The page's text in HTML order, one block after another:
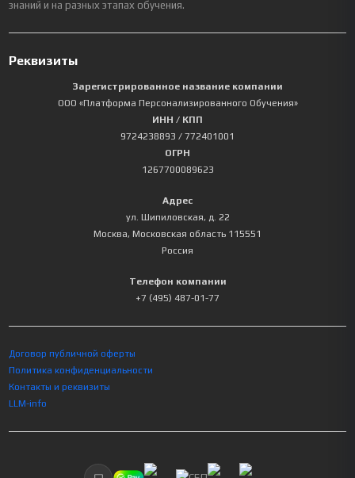
знаний и на разных этапах обучения.
Реквизиты
Зарегистрированное название компании
ООО «Платформа Персонализированного Обучения»
ИНН / КПП
9724238893 / 772401001
ОГРН
1267700089623
Адрес
ул. Шипиловская, д. 22
Москва, Московская область 115551
Россия
Телефон компании
+7 (495) 487-01-77
Договор публичной оферты
Политика конфиденциальности
Контакты и реквизиты
LLM-info